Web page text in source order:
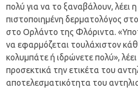
πολύ για να το ξαναβάλουν, λέει
πιστοποιημένη δερματολόγος
στο Ορλάντο της Φλόριντα.
να εφαρμόζεται τουλάχιστον
κολυμπάτε ή ιδρώνετε πολύ»,
προσεκτικά την ετικέτα του
αποτελεσματικότητα του